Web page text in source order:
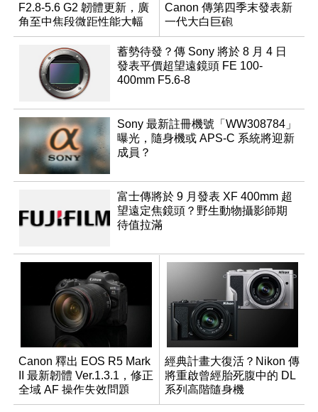
F2.8-5.6 G2 韌體更新，廣
角至中焦段微距性能大幅
升級
Canon 傳第四季末發表新
一代大白巨砲
蓄勢待發？傳 Sony 將於 8 月 4 日
發表平價超望遠鏡頭 FE 100-
400mm F5.6-8
Sony 最新註冊機號「WW308784」
曝光，隨身機或 APS-C 系統將迎新
成員？
富士傳將於 9 月發表 XF 400mm 超
望遠定焦鏡頭？野生動物攝影師期
待值拉滿
Canon 釋出 EOS R5 Mark
II 最新韌體 Ver.1.3.1，修正
全域 AF 操作失效問題
經典計畫大復活？Nikon 傳
將重啟曾經胎死腹中的 DL
系列高階隨身機